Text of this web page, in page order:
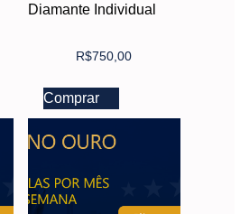
Diamante Individual
R$750,00
Comprar